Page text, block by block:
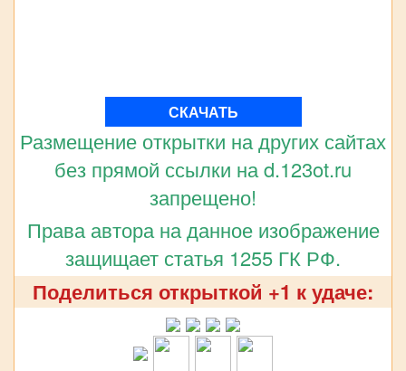
СКАЧАТЬ
Размещение открытки на других сайтах
без прямой ссылки на d.123ot.ru
запрещено!
Права автора на данное изображение
защищает статья 1255 ГК РФ.
Поделиться открыткой +1 к удаче: